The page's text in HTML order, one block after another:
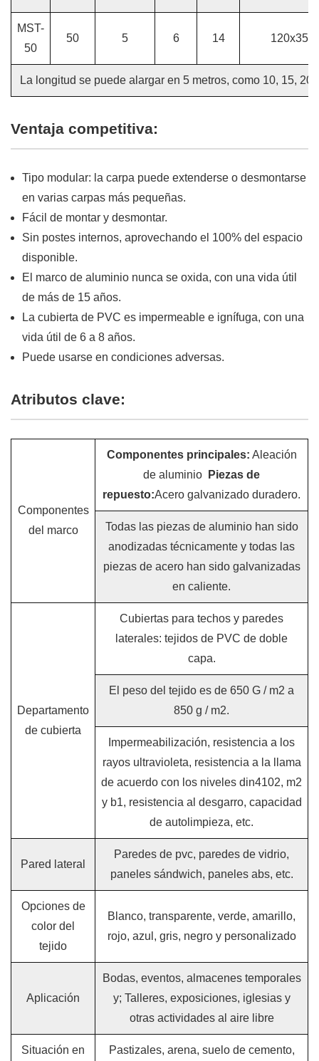
MST-
50
50 5 6 14
La longitud se puede alargar en 5 metros, como 10, 15, 20,
Ventaja competitiva:
Tipo modular: la carpa puede extenderse o desmontarse
en varias carpas más pequeñas.
Fácil de montar y desmontar.
Sin postes internos, aprovechando el 100% del espacio
disponible.
El marco de aluminio nunca se oxida, con una vida útil
de más de 15 años.
La cubierta de PVC es impermeable e ignífuga, con una
vida útil de 6 a 8 años.
Puede usarse en condiciones adversas.
Atributos clave:
Componentes
del marco
Componentes principales: Aleación
de aluminio
Piezas de
repuesto:Acero galvanizado duradero.
Todas las piezas de aluminio han sido
anodizadas técnicamente y todas las
piezas de acero han sido galvanizadas
en caliente.
Departamento
de cubierta
Cubiertas para techos y paredes
laterales: tejidos de PVC de doble
capa.
El peso del tejido es de 650 G / m2 a
850 g / m2.
Impermeabilización, resistencia a los
rayos ultravioleta, resistencia a la llama
de acuerdo con los niveles din4102, m2
y b1, resistencia al desgarro, capacidad
de autolimpieza, etc.
Pared lateral
Paredes de pvc, paredes de vidrio,
paneles sándwich, paneles abs, etc.
Opciones de
color del
tejido
Blanco, transparente, verde, amarillo,
rojo, azul, gris, negro y personalizado
Aplicación
Bodas, eventos, almacenes temporales
y; Talleres, exposiciones, iglesias y
otras actividades al aire libre
Situación en
Pastizales, arena, suelo de cemento,